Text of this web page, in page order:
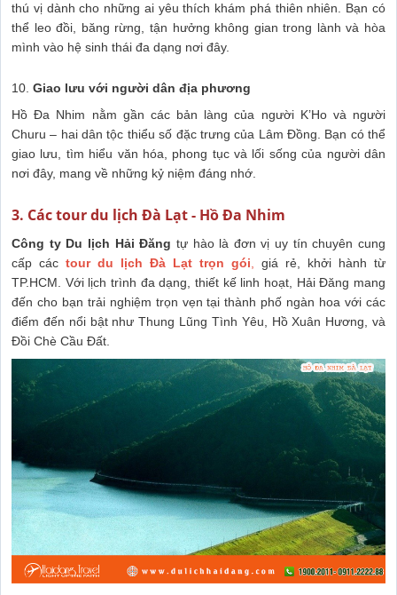
thú vị dành cho những ai yêu thích khám phá thiên nhiên. Bạn có
thể leo đồi, băng rừng, tận hưởng không gian trong lành và hòa
mình vào hệ sinh thái đa dạng nơi đây.
10. Giao lưu với người dân địa phương
Hồ Đa Nhim nằm gần các bản làng của người K’Ho và người
Churu – hai dân tộc thiểu số đặc trưng của Lâm Đồng. Bạn có thể
giao lưu, tìm hiểu văn hóa, phong tục và lối sống của người dân
nơi đây, mang về những kỷ niệm đáng nhớ.
3. Các tour du lịch Đà Lạt - Hồ Đa Nhim
Công ty Du lịch Hải Đăng tự hào là đơn vị uy tín chuyên cung
cấp các tour du lịch Đà Lạt trọn gói, giá rẻ, khởi hành từ
TP.HCM. Với lịch trình đa dạng, thiết kế linh hoạt, Hải Đăng mang
đến cho bạn trải nghiệm trọn vẹn tại thành phố ngàn hoa với các
điểm đến nổi bật như Thung Lũng Tình Yêu, Hồ Xuân Hương, và
Đồi Chè Cầu Đất.